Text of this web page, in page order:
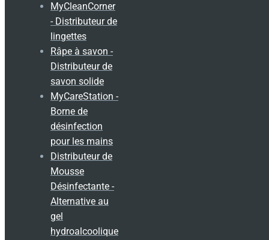
MyCleanCorner
- Distributeur de
lingettes
Râpe à savon -
Distributeur de
savon solide
MyCareStation -
Borne de
désinfection
pour les mains
Distributeur de
Mousse
Désinfectante -
Alternative au
gel
hydroalcoolique